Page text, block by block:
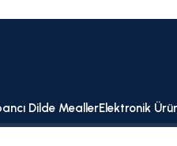
Dilde MeallerElektronik